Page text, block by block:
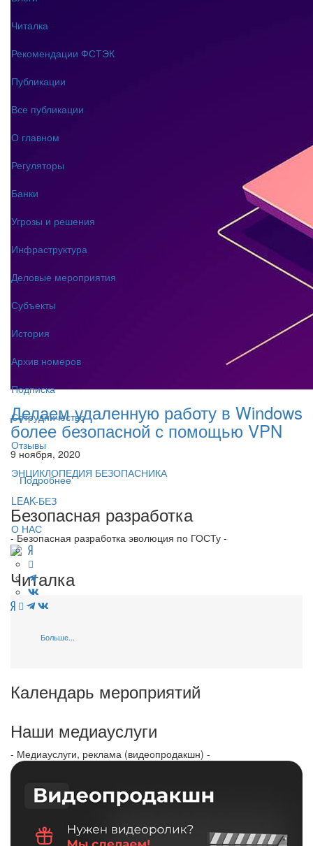
Читалка
Рекомендации ФСТЭК
Публикации
Все публикации
О главном
Регуляторы
Банки
Угрозы и решения
Инфраструктура
Деловые мероприятия
Субъекты
История
Архив номеров
Подписка
Сотрудничество
Отзывы
ЭНЦИКЛОПЕДИЯ БЕЗОПАСНИКА
LEAK-БЕЗ
О НАС
Делаем удаленную работу в Windows
более безопасной с помощью VPN
9 ноября, 2020
Подробнее
Безопасная разработка
- Безопасная разработка эволюция по ГОСТу -
Читалка
Больше...
Календарь мероприятий
Наши медиауслуги
- Медиауслуги, реклама (видеопродакшн) -